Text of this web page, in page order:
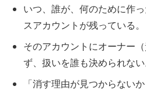
いつ、誰が、何のために作
スアカウントが残っている。
そのアカウントにオーナー
ず、扱いを誰も決められない
「消す理由が見つからない